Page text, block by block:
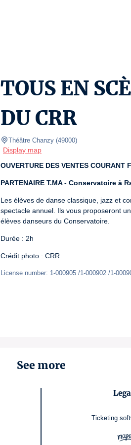
TOUS EN
DU CRR
Théâtre Chanzy (49000)
Display map
OUVERTURE DES VENTES COURANT
PARTENAIRE T.MA - Conservatoire à
Les élèves de danse classique, jazz et
spectacle annuel. Ils vous proposeront
élèves danseurs du Conservatoire.
Durée : 2h
Crédit photo : CRR
License number: 1-000905 /1-000902 /1-
See more
Ticketing